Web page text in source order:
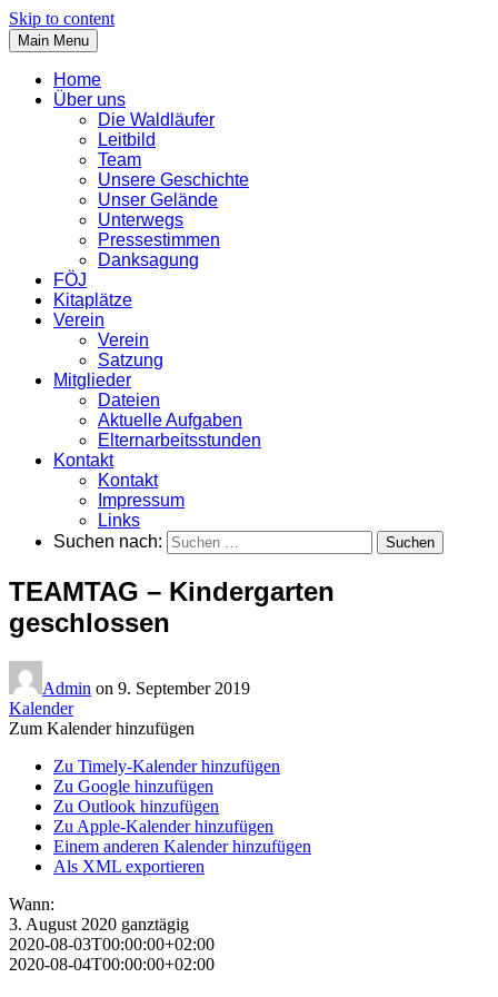
Skip to content
Main Menu
Home
Über uns
Die Waldläufer
Leitbild
Team
Unsere Geschichte
Unser Gelände
Unterwegs
Pressestimmen
Danksagung
FÖJ
Kitaplätze
Verein
Verein
Satzung
Mitglieder
Dateien
Aktuelle Aufgaben
Elternarbeitsstunden
Kontakt
Kontakt
Impressum
Links
Suchen nach:
TEAMTAG – Kindergarten
geschlossen
Admin on 9. September 2019
Kalender
Zum Kalender hinzufügen
Zu Timely-Kalender hinzufügen
Zu Google hinzufügen
Zu Outlook hinzufügen
Zu Apple-Kalender hinzufügen
Einem anderen Kalender hinzufügen
Als XML exportieren
Wann:
3. August 2020 ganztägig
2020-08-03T00:00:00+02:00
2020-08-04T00:00:00+02:00